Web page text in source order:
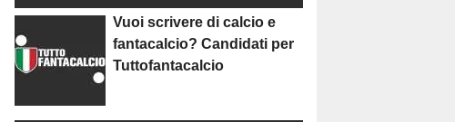
Vuoi scrivere di calcio e
fantacalcio? Candidati per
Tuttofantacalcio